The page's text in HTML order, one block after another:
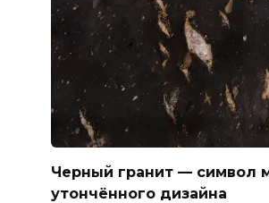
Черный гранит — символ
утончённого дизайна